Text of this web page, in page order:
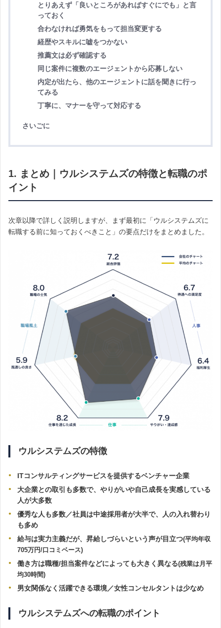
とりあえず「良いところがあればすぐにでも」と言
っておく
合わなければ勇気をもって担当変更する
経歴やスキルに嘘をつかない
推薦文は必ず確認する
同じ案件に複数のエージェントから応募しない
内定が出たら、他のエージェントに話を聞きに行っ
てみる
丁寧に、マナーを守って対応する
さいごに
1. まとめ｜ウルシステムズの特徴と転職のポ
イント
次章以降で詳しく説明しますが、まず最初に「ウルシステムズに
転職する前に知っておくべきこと」の要点だけをまとめました。
ウルシステムズの特徴
ITコンサルティングサービスを提供するベンチャー企業
大企業との取引も多数で、やりがいや自己成長を実感している
人が大多数
優秀な人も多数／社員は中途採用者が大半で、人の入れ替わり
も多め
給与は実力主義だが、昇給しづらいという声が目立つ(平均年収
705万円/口コミベース)
働き方は職種/担当案件などによっても大きく異なる(残業は月平
均30時間)
男女関係なく活躍できる環境／女性コンセルタントは少なめ
ウルシステムズへの転職のポイント